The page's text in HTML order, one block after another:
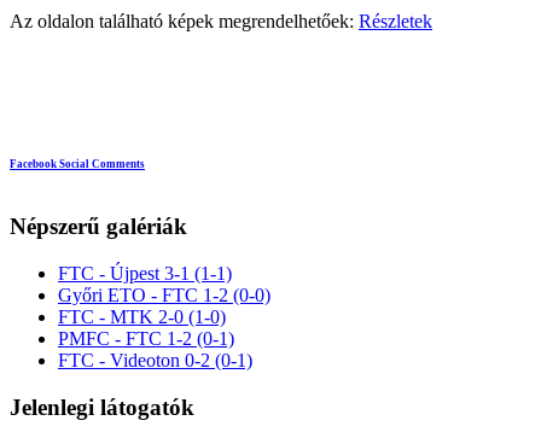
Az oldalon található képek megrendelhetőek: Részletek
Facebook Social Comments
Népszerű galériák
FTC - Újpest 3-1 (1-1)
Győri ETO - FTC 1-2 (0-0)
FTC - MTK 2-0 (1-0)
PMFC - FTC 1-2 (0-1)
FTC - Videoton 0-2 (0-1)
Jelenlegi látogatók